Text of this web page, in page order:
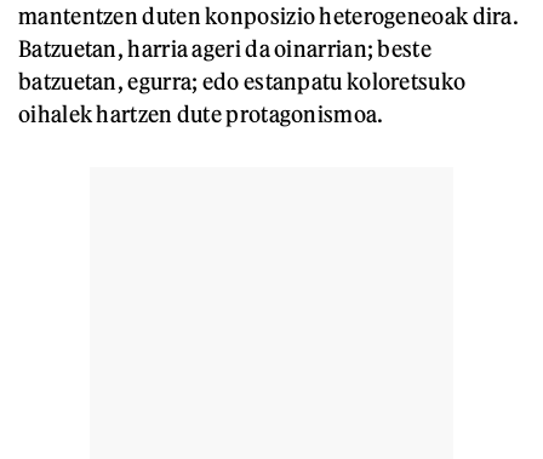
mantentzen duten konposizio heterogeneoak dira.
Batzuetan, harria ageri da oinarrian; beste
batzuetan, egurra; edo estanpatu koloretsuko
oihalek hartzen dute protagonismoa.